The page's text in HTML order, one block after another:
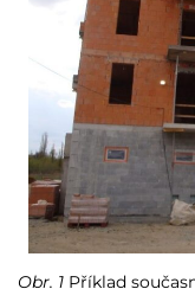
Obr. 1 Příklad